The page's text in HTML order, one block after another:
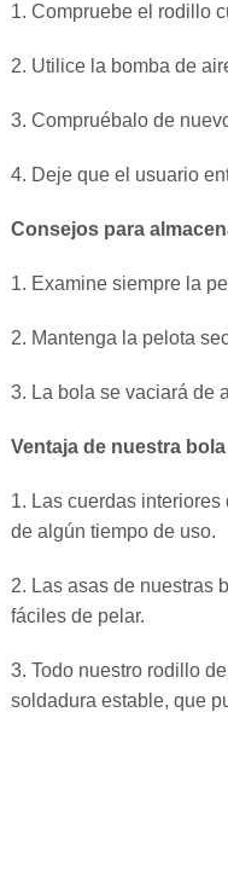
1. Compruebe el rodillo
2. Utilice la bomba de
3. Compruébalo de
4. Deje que el usuario
Consejos para
1. Examine siempre la
2. Mantenga la pelota
3. La bola se vaciará de
Ventaja de nuestra
1. Las cuerdas
de algún tiempo de uso.
2. Las asas de nuestras
fáciles de pelar.
3. Todo nuestro rodillo
soldadura estable, que